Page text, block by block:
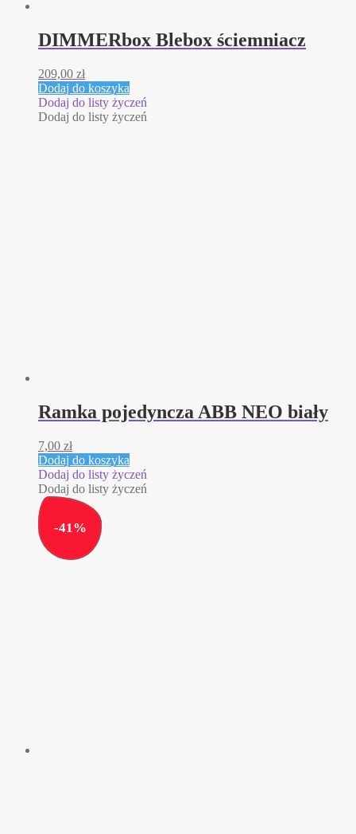
DIMMERbox Blebox ściemniacz
209,00 zł
Dodaj do koszyka
Dodaj do listy życzeń
Dodaj do listy życzeń
Ramka pojedyncza ABB NEO biały
7,00 zł
Dodaj do koszyka
Dodaj do listy życzeń
Dodaj do listy życzeń
-41 %